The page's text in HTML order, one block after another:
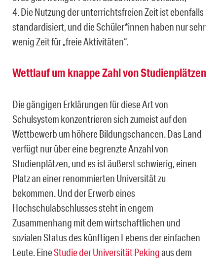
4. Die Nutzung der unterrichtsfreien Zeit ist ebenfalls
standardisiert, und die Schüler*innen haben nur sehr
wenig Zeit für „freie Aktivitäten“.
Wettlauf um knappe Zahl von Studienplätzen
Die gängigen Erklärungen für diese Art von
Schulsystem konzentrieren sich zumeist auf den
Wettbewerb um höhere Bildungschancen. Das Land
verfügt nur über eine begrenzte Anzahl von
Studienplätzen, und es ist äußerst schwierig, einen
Platz an einer renommierten Universität zu
bekommen. Und der Erwerb eines
Hochschulabschlusses steht in engem
Zusammenhang mit dem wirtschaftlichen und
sozialen Status des künftigen Lebens der einfachen
Leute. EineStudie der Universität Pekingaus dem